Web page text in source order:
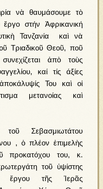
νὰ θαυμάσουμε τὸ
ἔργο στήν Ἀφρικανική
Τανζανία καὶ νὰ
Τριαδικοῦ Θεοῦ, ποῦ
ἀπὸ τοὺς
καί τίς άξίες
Του καὶ οἱ
μετανοίας καὶ
Σεβασμιωτάτου
, ὁ πλέον ἐπιμελὴς
προκατόχου του, κ.
τοῦ ὑψίστης
ἔργου τῆς Ἱερᾶς